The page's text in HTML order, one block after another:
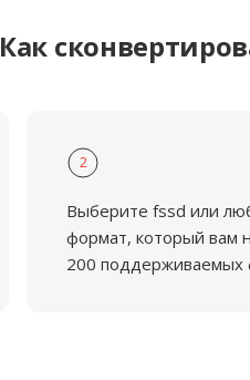
Как
2
Выберите fssd или
формат, который вам
200 поддерживаемых